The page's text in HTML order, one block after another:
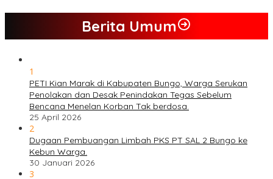
Berita Umum
1
PETI Kian Marak di Kabupaten Bungo, Warga Serukan
Penolakan dan Desak Penindakan Tegas Sebelum
Bencana Menelan Korban Tak berdosa.
25 April 2026
2
Dugaan Pembuangan Limbah PKS PT SAL 2 Bungo ke
Kebun Warga.
30 Januari 2026
3